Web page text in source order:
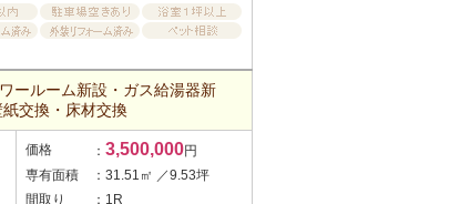
ールーム新設・ガス給湯器新
交換・床材交換
価格 ： 3,500,000円
専有面積
：31.51㎡ ／9.53坪
間取り
：1R